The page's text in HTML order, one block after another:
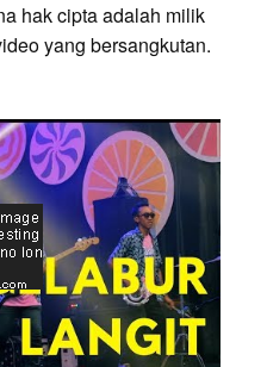
hak cipta adalah milik
yang bersangkutan.